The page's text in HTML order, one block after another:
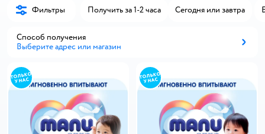
Фильтры Получить за 1-2 часа Сегодня или завтра
Способ получения
Выберите адрес или магазин